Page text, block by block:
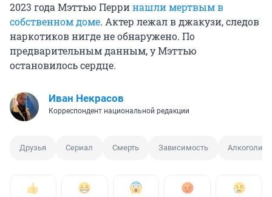
2023 года Мэттью Перринашли мертвым в
собственном доме. Актер лежал в джакузи, следов
наркотиков нигде не обнаружено. По
предварительным данным, у Мэттью
остановилось сердце.
Иван Некрасов
Корреспондент национальной редакции
Друзья Сериал Смерть Зависимость